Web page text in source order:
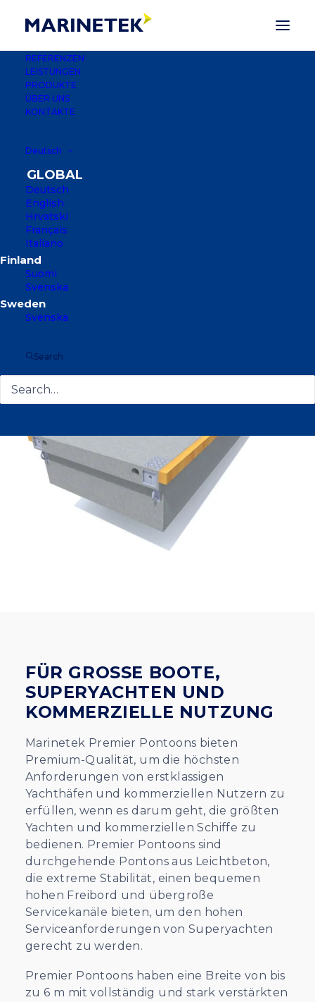
REFERENZEN
LEISTUNGEN
PRODUKTE
ÜBER UNS
KONTAKTE
Deutsch
Deutsch
English
Hrvatski
Français
Italiano
Suomi
Svenska
Svenska
Search
PREMIER
Premium-Qualität, um die höchsten
Anforderungen von erstklassigen
Yachthäfen und kommerziellen
Nutzern zu erfüllen, wenn es darum
geht, die größten Yachten und
kommerziellen Schiffe zu bedienen.
FÜR GROSSE BOOTE, S
UPERYACHTEN UND K
OMMERZIELLE NUTZUNG
Marinetek Premier Pontoons bieten
Premium-Qualität, um die höchsten
Anforderungen von erstklassigen
Yachthäfen und kommerziellen Nutzern zu
erfüllen, wenn es darum geht, die größten
Yachten und kommerziellen Schiffe zu
bedienen. Premier Pontoons sind
durchgehende Pontons aus Leichtbeton,
die extreme Stabilität, einen bequemen
hohen Freibord und übergroße
Servicekanäle bieten, um den hohen
Serviceanforderungen von Superyachten
gerecht zu werden.
Premier Pontoons haben eine Breite von bis
zu 6 m mit vollständig und stark verstärkten